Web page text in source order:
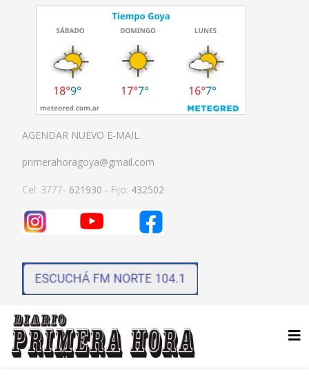
AGENDAR NUEVO E-MAIL
primerahoragoya@gmail.com
Cel: 3777- 621930 - Fijo: 432502